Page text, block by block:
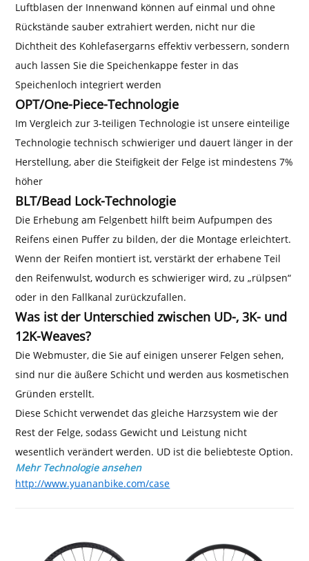
Luftblasen der Innenwand können auf einmal und ohne
Rückstände sauber extrahiert werden, nicht nur die
Dichtheit des Kohlefasergarns effektiv verbessern, sondern
auch lassen Sie die Speichenkappe fester in das
Speichenloch integriert werden
OPT/One-Piece-Technologie
Im Vergleich zur 3-teiligen Technologie ist unsere einteilige
Technologie technisch schwieriger und dauert länger in der
Herstellung, aber die Steifigkeit der Felge ist mindestens 7%
höher
BLT/Bead Lock-Technologie
Die Erhebung am Felgenbett hilft beim Aufpumpen des
Reifens einen Puffer zu bilden, der die Montage erleichtert.
Wenn der Reifen montiert ist, verstärkt der erhabene Teil
den Reifenwulst, wodurch es schwieriger wird, zu „rülpsen“
oder in den Fallkanal zurückzufallen.
Was ist der Unterschied zwischen UD-, 3K- und
12K-Weaves?
Die Webmuster, die Sie auf einigen unserer Felgen sehen,
sind nur die äußere Schicht und werden aus kosmetischen
Gründen erstellt.
Diese Schicht verwendet das gleiche Harzsystem wie der
Rest der Felge, sodass Gewicht und Leistung nicht
wesentlich verändert werden. UD ist die beliebteste Option.
Mehr Technologie ansehen
http://www.yuananbike.com/case